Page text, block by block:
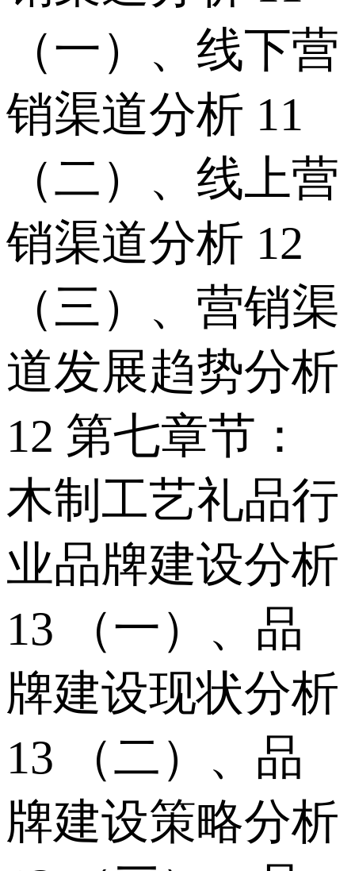
（一）、线下营
销渠道分析 11
（二）、线上营
销渠道分析 12
（三）、营销渠
道发展趋势分析
12 第七章节：
木制工艺礼品行
业品牌建设分析
13 （一）、品
牌建设现状分析
13 （二）、品
牌建设策略分析